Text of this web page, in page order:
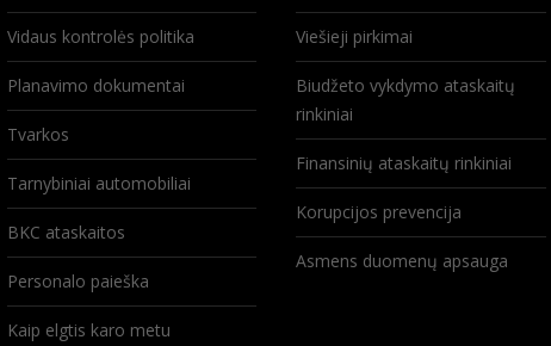
Vidaus kontrolės politika
Planavimo dokumentai
Tvarkos
Tarnybiniai automobiliai
BKC ataskaitos
Personalo paieška
Kaip elgtis karo metu
Viešieji pirkimai
Biudžeto vykdymo ataskaitų
rinkiniai
Finansinių ataskaitų rinkiniai
Korupcijos prevencija
Asmens duomenų apsauga